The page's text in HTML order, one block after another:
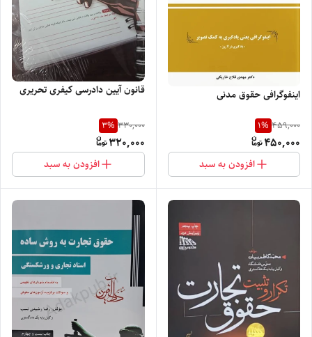
اینفوگرافی حقوق مدنی
459,000
1%
450,000
افزودن به سبد
قانون آیین دادرسی کیفری تحریری
330,000
3%
320,000
افزودن به سبد